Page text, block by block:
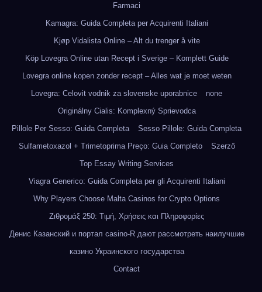
Farmaci
Kamagra: Guida Completa per Acquirenti Italiani
Kjøp Vidalista Online – Alt du trenger å vite
Köp Lovegra Online utan Recept i Sverige – Komplett Guide
Lovegra online kopen zonder recept – Alles wat je moet weten
Lovegra: Celovit vodnik za slovenske uporabnice
none
Originálny Cialis: Komplexný Sprievodca
Pillole Per Sesso: Guida Completa
Sesso Pillole: Guida Completa
Sulfametoxazol + Trimetoprima Preço: Guia Completo
Szerző
Top Essay Writing Services
Viagra Generico: Guida Completa per gli Acquirenti Italiani
Why Players Choose Malta Casinos for Crypto Options
Ζιθρομάξ 250: Τιμή, Χρήσεις και Πληροφορίες
Денис Казанский и портал casino-R дают рассмотреть наилучшие
казино Украинского государства
Contact